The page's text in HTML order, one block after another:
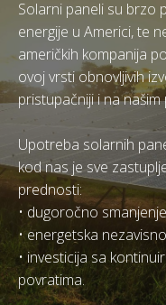
Solarni paneli su brzo
energije u Americi, te
američkih kompanija
ovoj vrsti obnovljivih
pristupačniji i na
Upotreba solarnih
kod nas je sve
prednosti:
• dugoročno
• energetska
• investicija sa
povratima.